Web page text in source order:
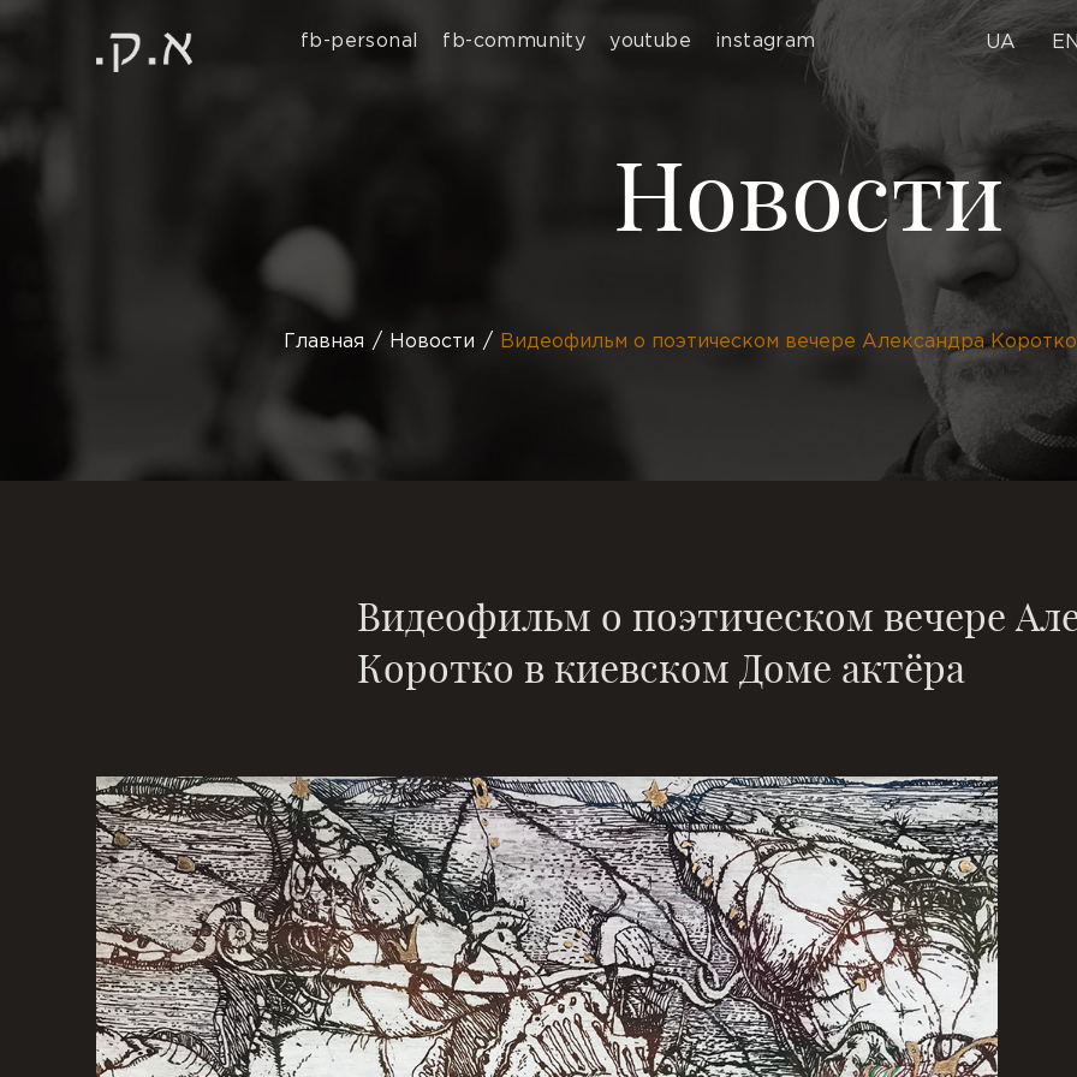
fb-personal fb-community youtube instagram UA EN
Новости
Главная Новости Видеофильм о поэтическом вечере Александра
Видеофильм о поэтическом вечере
Коротко в киевском Доме актёра